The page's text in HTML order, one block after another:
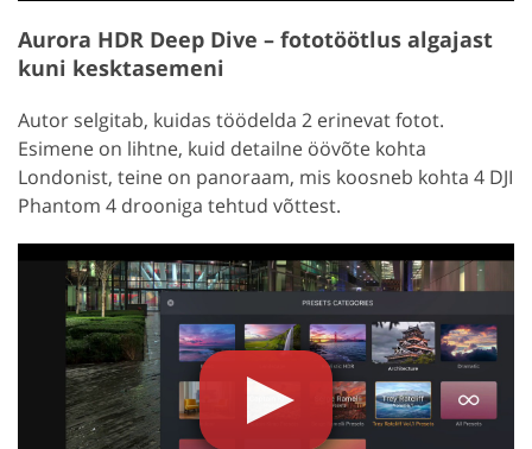
Aurora HDR Deep Dive – fototöötlus algajast
kuni kesktasemeni
Autor selgitab, kuidas töödelda 2 erinevat fotot.
Esimene on lihtne, kuid detailne öövõte kohta
Londonist, teine on panoraam, mis koosneb kohta 4 DJI
Phantom 4 drooniga tehtud võttest.